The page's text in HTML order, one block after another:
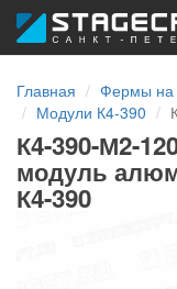
Главная
Фермы на
Модули К4-390
К4-390-М2-
модуль
К4-390